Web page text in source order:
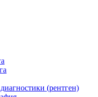
(рентген)